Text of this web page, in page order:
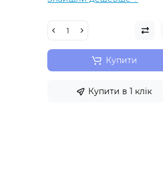
Купити
Купити в 1 клік